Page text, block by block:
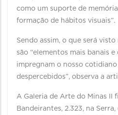
como um suporte de
formação de hábitos visuais”.
Sendo assim, o que será
são “elementos mais banais
impregnam o nosso cotidiano
despercebidos”, observa a
A Galeria de Arte do Minas II
Bandeirantes, 2.323, na